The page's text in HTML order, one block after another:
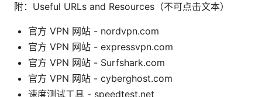
附：Useful URLs and Resources（不可点击文本）
官方 VPN 网站 - nordvpn.com
官方 VPN 网站 - expressvpn.com
官方 VPN 网站 - Surfshark.com
官方 VPN 网站 - cyberghost.com
速度测试工具 - speedtest.net